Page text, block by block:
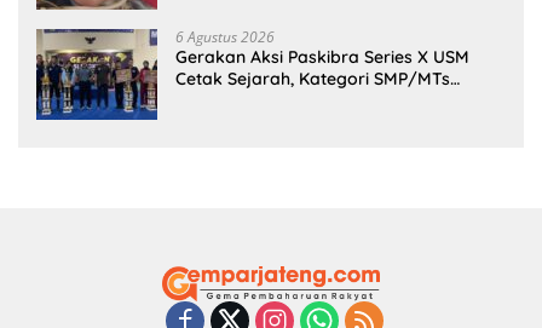
6 Agustus 2026
Gerakan Aksi Paskibra Series X USM
Cetak Sejarah, Kategori SMP/MTs